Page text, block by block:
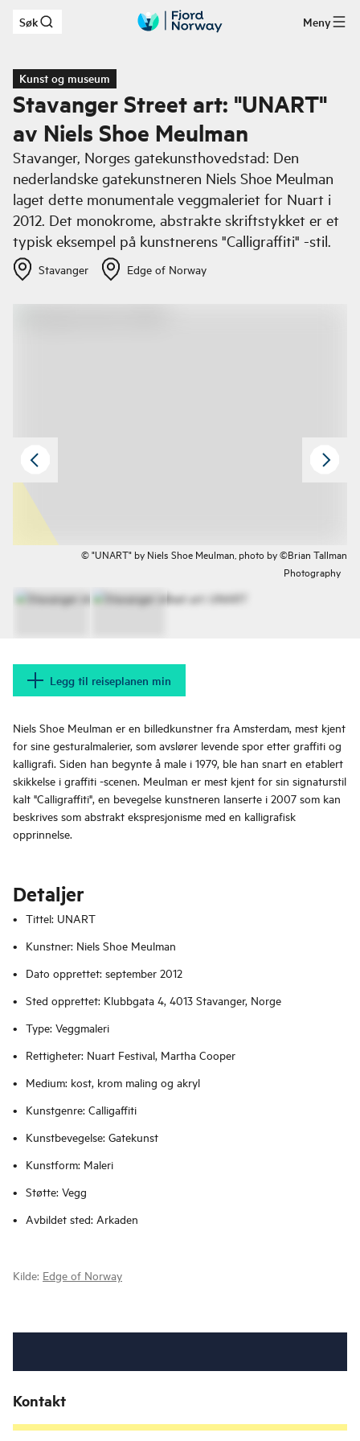
Hopp til hovedinnhold
Søk Meny
Kunst og museum
Stavanger Street art: "UNART"
av Niels Shoe Meulman
Stavanger, Norges gatekunsthovedstad: Den
nederlandske gatekunstneren Niels Shoe Meulman
laget dette monumentale veggmaleriet for Nuart i
2012. Det monokrome, abstrakte skriftstykket er et
typisk eksempel på kunstnerens "Calligraffiti" -stil.
Stavanger Edge of Norway
© "UNART" by Niels Shoe Meulman, photo by ©Brian Tallman
Photography
Legg til reiseplanen min
Niels Shoe Meulman er en billedkunstner fra Amsterdam, mest kjent
for sine gesturalmalerier, som avslører levende spor etter graffiti og
kalligrafi. Siden han begynte å male i 1979, ble han snart en etablert
skikkelse i graffiti -scenen. Meulman er mest kjent for sin signaturstil
kalt "Calligraffiti", en bevegelse kunstneren lanserte i 2007 som kan
beskrives som abstrakt ekspresjonisme med en kalligrafisk
opprinnelse.
Detaljer
Tittel: UNART
Kunstner: Niels Shoe Meulman
Dato opprettet: september 2012
Sted opprettet: Klubbgata 4, 4013 Stavanger, Norge
Type: Veggmaleri
Rettigheter: Nuart Festival, Martha Cooper
Medium: kost, krom maling og akryl
Kunstgenre: Calligaffiti
Kunstbevegelse: Gatekunst
Kunstform: Maleri
Støtte: Vegg
Avbildet sted: Arkaden
Kilde: Edge of Norway
Kontakt